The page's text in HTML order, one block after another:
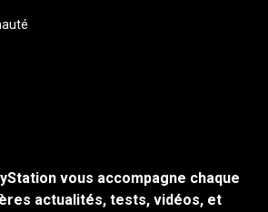
vous accompagne chaque
actualités, tests, vidéos, et